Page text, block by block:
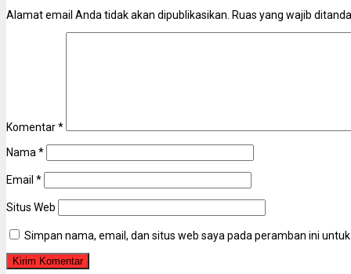
Alamat email Anda tidak akan dipublikasikan. Ruas yang wajib
Komentar*
Nama*
Email *
Situs Web
Simpan nama, email, dan situs web saya pada peramban ini